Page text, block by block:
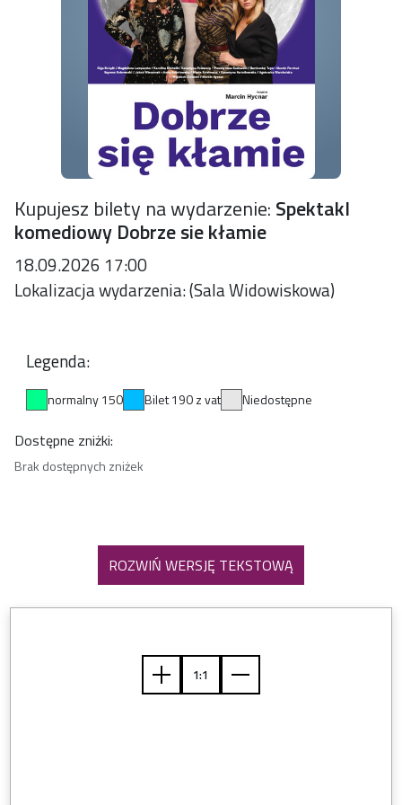
Kupujesz bilety na wydarzenie: Spektakl
komediowy Dobrze sie kłamie
18.09.2026 17:00
Lokalizacja wydarzenia: (Sala Widowiskowa)
Legenda:
normalny 150 Bilet 190 z vat Niedostępne
Dostępne zniżki:
Brak dostępnych zniżek
ROZWIŃ WERSJĘ TEKSTOWĄ